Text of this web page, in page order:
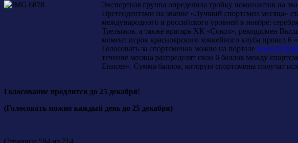
Экспертная группа определила тройку номинантов на
Претендентами на звание «Лучший спортсмен месяца»
международного и российского уровней в ноябре:
Третьяков, а также вратарь ХК «Сокол», рекордсмен
момент игрок красноярского хоккейного клуба провел 6
Голосовать за спортсменов можно на портале
течение месяца распределят свои 6 баллов между
Енисее». Сумма баллов, которую спортсмены получат
Голосование продлится до 25 декабря!
(Голосовать можно каждый день до 25 декабря)